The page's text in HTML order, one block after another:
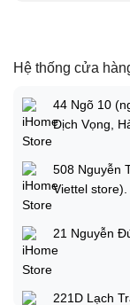
Hệ thống cửa
44 Ngõ 10
Dịch Vọng,
508 Nguyễn
Viettel store).
21 Nguyễn
221D Lạch